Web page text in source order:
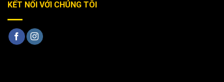
KẾT NỐI VỚI CHÚNG TÔI